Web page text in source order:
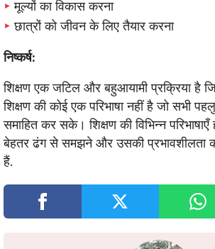
मूल्यों का विकास करना
छात्रों को जीवन के लिए तैयार करना
निष्कर्ष:
शिक्षण एक जटिल और बहुआयामी प्रक्रिया है
शिक्षण की कोई एक परिभाषा नहीं है जो सभी
समाहित कर सके। शिक्षण की विभिन्न
बेहतर ढंग से समझने और उसकी प्रभावशीलता
हैं.